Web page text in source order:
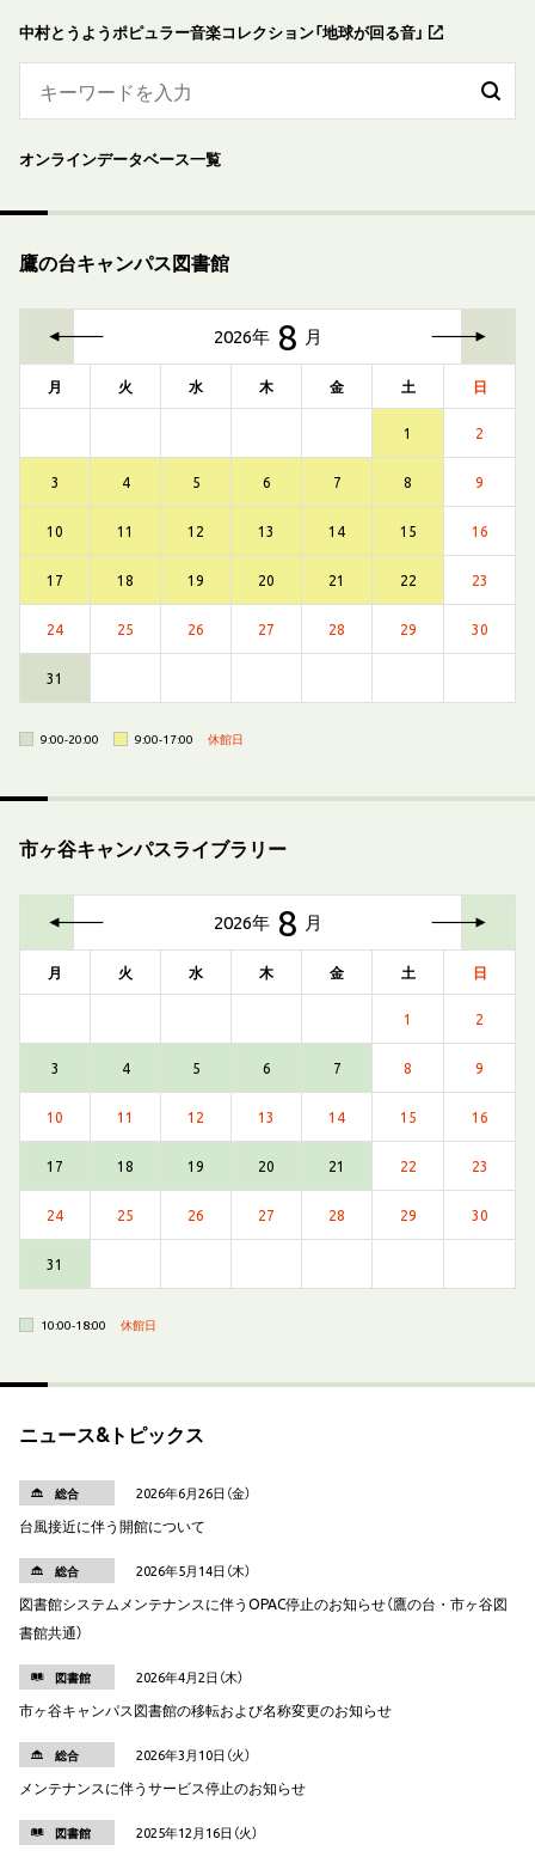
中村とうようポピュラー音楽コレクション「地球が回る音」
オンラインデータベース一覧
鷹の台キャンパス図書館
2026年 8 月
前 次
の
月
月 火 水 木 金 土 日
1 2
3 4 5 6 7 8 9
10 11 12 13 14 15 16
17 18 19 20 21 22 23
24 25 26 27 28 29 30
31
9:00-20:00 9:00-17:00 休館日
市ヶ谷キャンパスライブラリー
2026年 8 月 の
月
月 火 水 木 金 土 日
1 2
3 4 5 6 7 8 9
10 11 12 13 14 15 16
17 18 19 20 21 22 23
24 25 26 27 28 29 30
31
10:00-18:00 休館日
ニュース&トピックス
総合 2026年6月26日（金）
台風接近に伴う開館について
総合 2026年5月14日（木）
図書館システムメンテナンスに伴うOPAC停止のお知らせ（鷹の台・市ヶ谷図
書館共通）
図書館 2026年4月2日（木）
市ヶ谷キャンパス図書館の移転および名称変更のお知らせ
総合 2026年3月10日（火）
メンテナンスに伴うサービス停止のお知らせ
図書館 2025年12月16日（火）